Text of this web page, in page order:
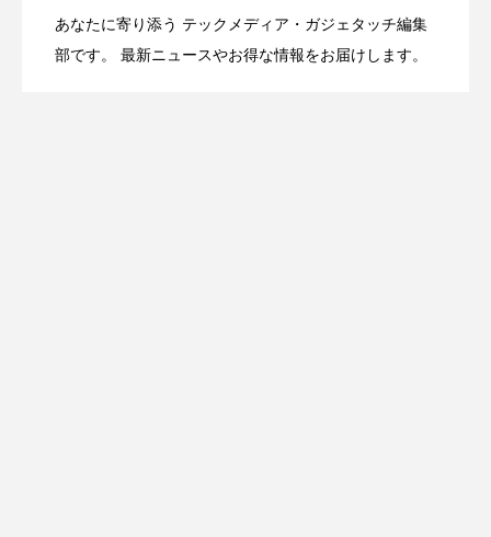
あなたに寄り添う テックメディア・ガジェタッチ編集
部です。 最新ニュースやお得な情報をお届けします。
登場
Directに動いた理由、担当者も答えられな
2026.04.23 OpenMic Insight：AFEELA開発中止で見